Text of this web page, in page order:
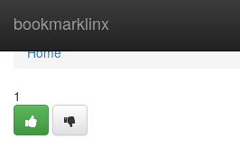
bookmarklinx
Home
Home
1